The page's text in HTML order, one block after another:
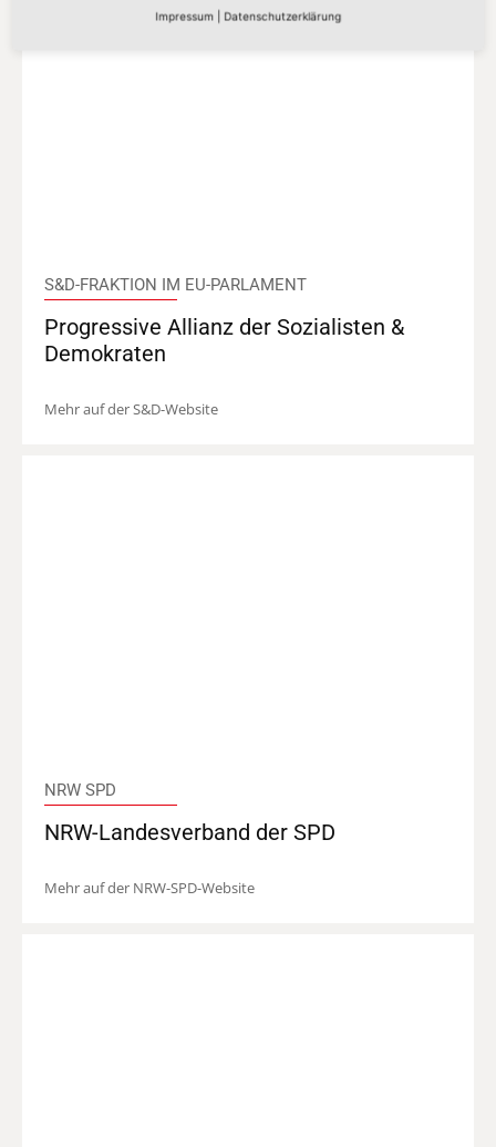
S&D-FRAKTION IM EU-PARLAMENT
Progressive Allianz der Sozialisten &
Demokraten
Mehr auf der S&D-Website
NRW SPD
NRW-Landesverband der SPD
Mehr auf der NRW-SPD-Website
Impressum Datenschutzerklärung